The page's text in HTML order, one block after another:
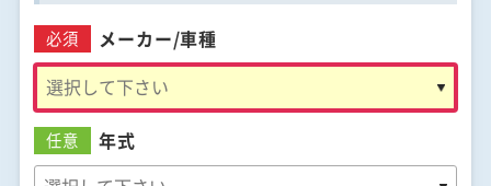
必須 メーカー/車種
任意 年式